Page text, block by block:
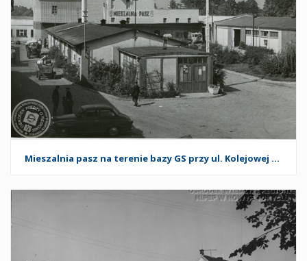
Mieszalnia pasz na terenie bazy GS przy ul. Kolejowej w Nowym Tomyślu. 1974 r.